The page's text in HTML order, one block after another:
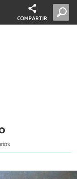
COMPARTIR